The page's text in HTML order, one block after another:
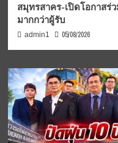
สมุทรสาคร-เปิดโอกาสร่
มากกว่าผู้รับ
admin1 05/08/2026